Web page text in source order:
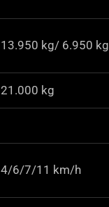
13.950 kg/ 6.950 kg
21.000 kg
4/6/7/11 km/h